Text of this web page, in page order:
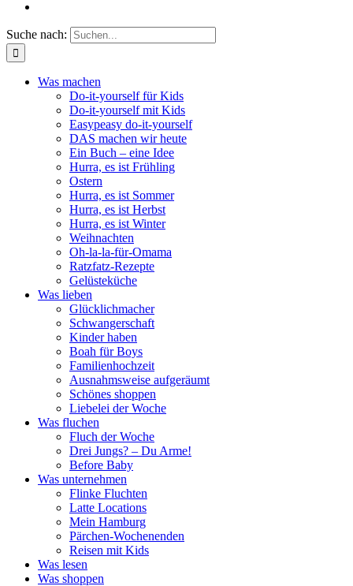
Suche nach:
Was machen
Do-it-yourself für Kids
Do-it-yourself mit Kids
Easypeasy do-it-yourself
DAS machen wir heute
Ein Buch – eine Idee
Hurra, es ist Frühling
Ostern
Hurra, es ist Sommer
Hurra, es ist Herbst
Hurra, es ist Winter
Weihnachten
Oh-la-la-für-Omama
Ratzfatz-Rezepte
Gelüsteküche
Was lieben
Glücklichmacher
Schwangerschaft
Kinder haben
Boah für Boys
Familienhochzeit
Ausnahmsweise aufgeräumt
Schönes shoppen
Liebelei der Woche
Was fluchen
Fluch der Woche
Drei Jungs? – Du Arme!
Before Baby
Was unternehmen
Flinke Fluchten
Latte Locations
Mein Hamburg
Pärchen-Wochenenden
Reisen mit Kids
Was lesen
Was shoppen